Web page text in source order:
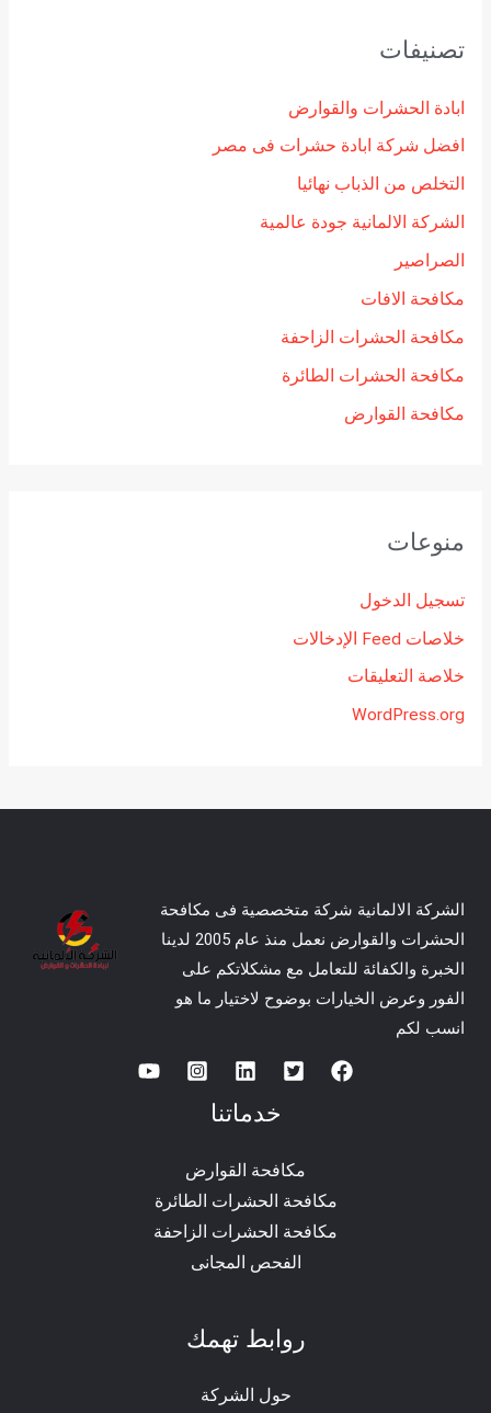
تصنيفات
ابادة الحشرات والقوارض
افضل شركة ابادة حشرات فى مصر
التخلص من الذباب نهائيا
الشركة الالمانية جودة عالمية
الصراصير
مكافحة الافات
مكافحة الحشرات الزاحفة
مكافحة الحشرات الطائرة
مكافحة القوارض
منوعات
تسجيل الدخول
خلاصات Feed الإدخالات
خلاصة التعليقات
WordPress.org
الشركة الالمانية شركة متخصصية فى مكافحة
الحشرات والقوارض نعمل منذ عام 2005 لدينا
الخبرة والكفائة للتعامل مع مشكلاتكم على
الفور وعرض الخيارات بوضوح لاختيار ما هو
انسب لكم
خدماتنا
مكافحة القوارض
مكافحة الحشرات الطائرة
مكافحة الحشرات الزاحفة
الفحص المجانى
روابط تهمك
حول الشركة